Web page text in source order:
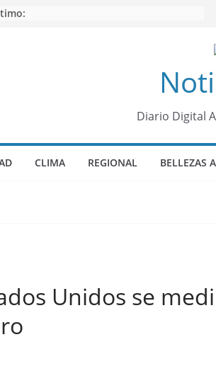
Diario Digital
CLIMA REGIONAL BELLEZAS
Unidos se